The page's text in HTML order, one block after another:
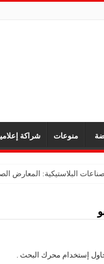
منوعات شراكة
البلاستيكية: المعارض
إستخدام محرك البحث .